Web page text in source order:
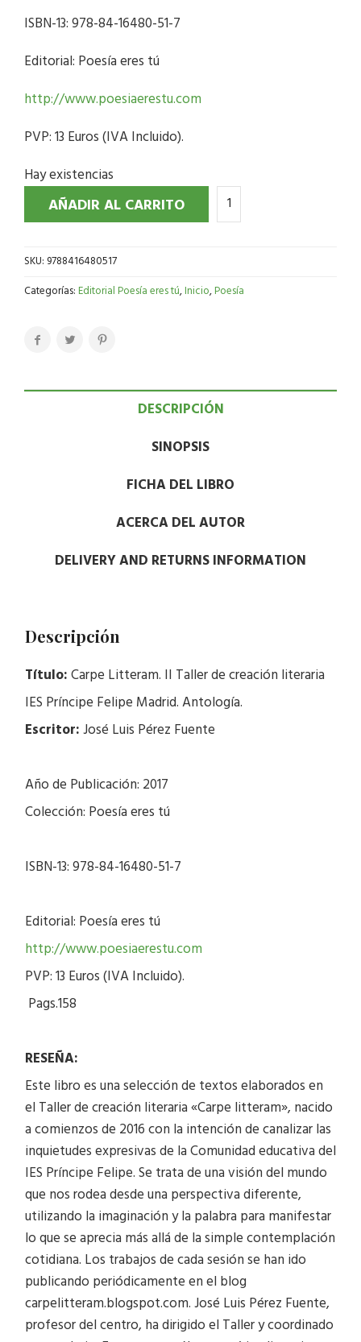
ISBN-13: 978-84-16480-51-7
Editorial: Poesía eres tú
http://www.poesiaerestu.com
PVP: 13 Euros (IVA Incluido).
Hay existencias
AÑADIR AL CARRITO
SKU: 9788416480517
Categorías:Editorial Poesía eres tú,Inicio,Poesía
DESCRIPCIÓN
SINOPSIS
FICHA DEL LIBRO
ACERCA DEL AUTOR
DELIVERY AND RETURNS INFORMATION
Descripción
Título:Carpe Litteram. II Taller de creación literaria
IES Príncipe Felipe Madrid. Antología.
Escritor:José Luis Pérez Fuente
Año de Publicación: 2017
Colección: Poesía eres tú
ISBN-13: 978-84-16480-51-7
Editorial: Poesía eres tú
http://www.poesiaerestu.com
PVP: 13 Euros (IVA Incluido).
Pags.158
RESEÑA:
Este libro es una selección de textos elaborados en
el Taller de creación literaria «Carpe litteram», nacido
a comienzos de 2016 con la intención de canalizar las
inquietudes expresivas de la Comunidad educativa del
IES Príncipe Felipe. Se trata de una visión del mundo
que nos rodea desde una perspectiva diferente,
utilizando la imaginación y la palabra para manifestar
lo que se aprecia más allá de la simple contemplación
cotidiana. Los trabajos de cada sesión se han ido
publicando periódicamente en el blog
carpelitteram.blogspot.com. José Luis Pérez Fuente,
profesor del centro, ha dirigido el Taller y coordinado